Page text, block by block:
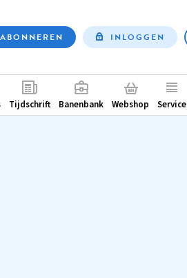
ABONNEREN INLOGGEN
Tijdschrift Banenbank Webshop Service